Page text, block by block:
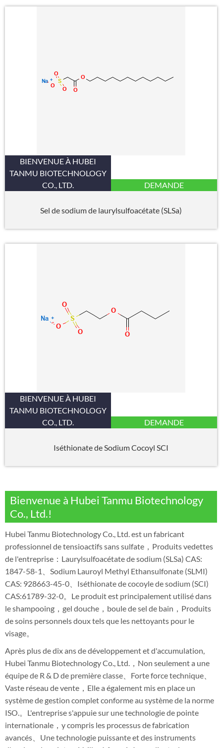
BIENVENUE À HUBEI
TANMU BIOTECHNOLOGY
CO., LTD.
DEMANDE
Sel de sodium de laurylsulfoacétate (SLSa)
BIENVENUE À HUBEI
TANMU BIOTECHNOLOGY
CO., LTD.
DEMANDE
Iséthionate de Sodium Cocoyl SCI
Bienvenue à Hubei Tanmu Biotechnology
Co., Ltd.!
Hubei Tanmu Biotechnology Co., Ltd. est un fabricant
professionnel de tensioactifs sans sulfate，Produits vedettes
de l'entreprise：Laurylsulfoacétate de sodium (SLSa) CAS:
1847-58-1、Sodium Lauroyl Methyl Ethansulfonate (SLMI)
CAS: 928663-45-0、Iséthionate de cocoyle de sodium (SCI)
CAS:61789-32-0。Le produit est principalement utilisé dans
le shampooing，gel douche，boule de sel de bain，Produits
de soins personnels doux tels que les nettoyants pour le
visage。
Après plus de dix ans de développement et d'accumulation,
Hubei Tanmu Biotechnology Co., Ltd.，Non seulement a une
équipe de R & D de première classe、Forte force technique、
Vaste réseau de vente，Elle a également mis en place un
système de gestion complet conforme au système de la norme
ISO.。L'entreprise s'appuie sur une technologie de pointe
internationale，y compris les processus de fabrication
avancés、Une technologie puissante et des instruments